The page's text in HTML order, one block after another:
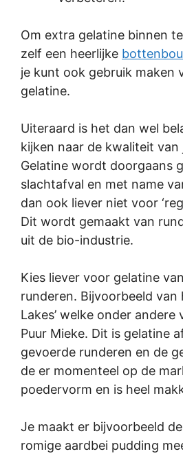
Om extra gelatine binnen
zelf een heerlijke
je kunt ook gebruik maken
gelatine.
Uiteraard is het dan wel
kijken naar de kwaliteit van
Gelatine wordt doorgaans
slachtafval en met name
dan ook liever niet voor
Dit wordt gemaakt van
uit de bio-industrie.
Kies liever voor gelatine
runderen. Bijvoorbeeld van
Lakes’ welke onder andere
Puur Mieke. Dit is gelatine
gevoerde runderen en de
de er momenteel op de
poedervorm en is heel
Je maakt er bijvoorbeeld
romige aardbei pudding